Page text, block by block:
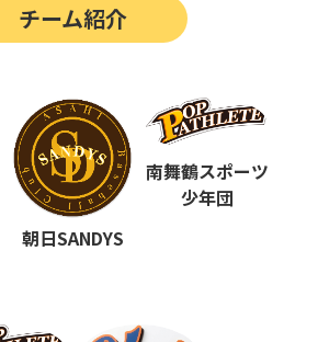
決勝戦の動画はこちらから
ポップアスリートカップ
ポップアスリートカップ
ポップアスリートカップ
チーム紹介
朝日SANDYS
南舞鶴スポーツ
少年団